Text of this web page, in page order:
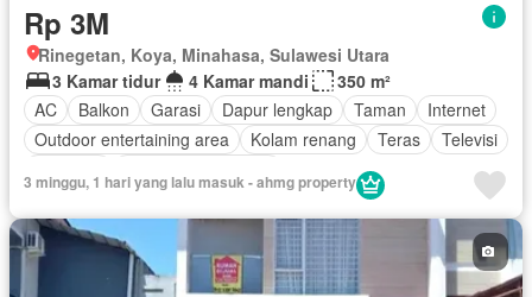
Rp 3M
Rinegetan, Koya, Minahasa, Sulawesi Utara
3 Kamar tidur
4 Kamar mandi
350 m²
AC
Balkon Garasi Dapur lengkap Taman
Internet
Outdoor entertaining area
Kolam renang Teras
Televisi
3 minggu, 1 hari yang lalu masuk - ahmg property